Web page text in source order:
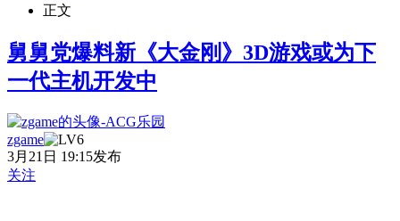
正文
舅舅党爆料新《大金刚》3D游戏或为下
一代主机开发中
zgame
3月21日 19:15发布
关注